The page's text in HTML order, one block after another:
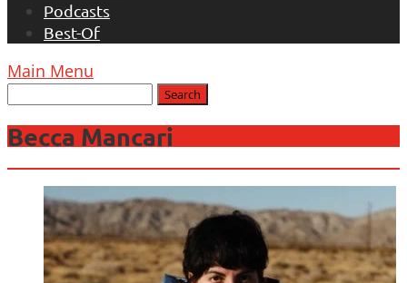
Podcasts
Best-Of
Main Menu
Becca Mancari